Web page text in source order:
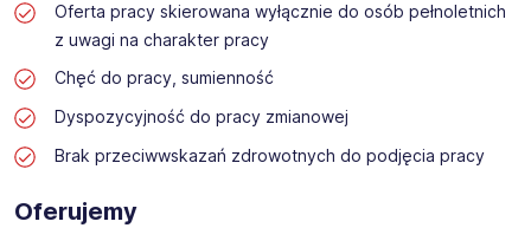
Oferta pracy skierowana wyłącznie do osób pełnoletnich
z uwagi na charakter pracy
Chęć do pracy, sumienność
Dyspozycyjność do pracy zmianowej
Brak przeciwwskazań zdrowotnych do podjęcia pracy
Oferujemy